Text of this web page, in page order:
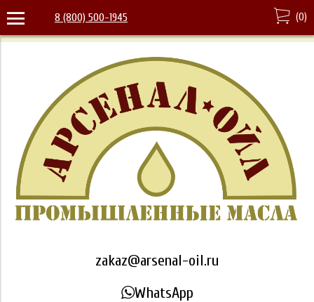
8 (800) 500-1945 (0)
zakaz@arsenal-oil.ru
WhatsApp